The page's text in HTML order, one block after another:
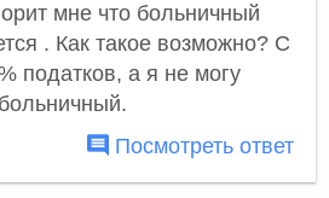
мне что больничный
. Как такое возможно? С
податков, а я не могу
Посмотреть ответ